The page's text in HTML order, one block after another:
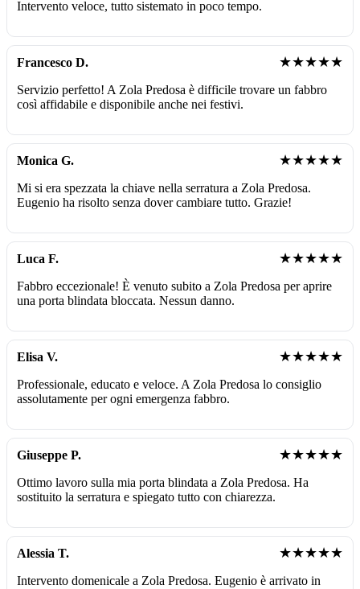
Intervento veloce, tutto sistemato in poco tempo.
Francesco D. ★★★★★
Servizio perfetto! A Zola Predosa è difficile trovare un fabbro
così affidabile e disponibile anche nei festivi.
Monica G. ★★★★★
Mi si era spezzata la chiave nella serratura a Zola Predosa.
Eugenio ha risolto senza dover cambiare tutto. Grazie!
Luca F. ★★★★★
Fabbro eccezionale! È venuto subito a Zola Predosa per aprire
una porta blindata bloccata. Nessun danno.
Elisa V. ★★★★★
Professionale, educato e veloce. A Zola Predosa lo consiglio
assolutamente per ogni emergenza fabbro.
Giuseppe P. ★★★★★
Ottimo lavoro sulla mia porta blindata a Zola Predosa. Ha
sostituito la serratura e spiegato tutto con chiarezza.
Alessia T. ★★★★★
Intervento domenicale a Zola Predosa. Eugenio è arrivato in